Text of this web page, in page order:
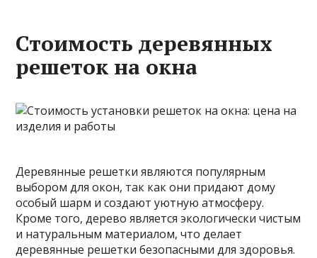
Стоимость деревянных
решеток на окна
Деревянные решетки являются популярным
выбором для окон, так как они придают дому
особый шарм и создают уютную атмосферу.
Кроме того, дерево является экологически чистым
и натуральным материалом, что делает
деревянные решетки безопасными для здоровья.